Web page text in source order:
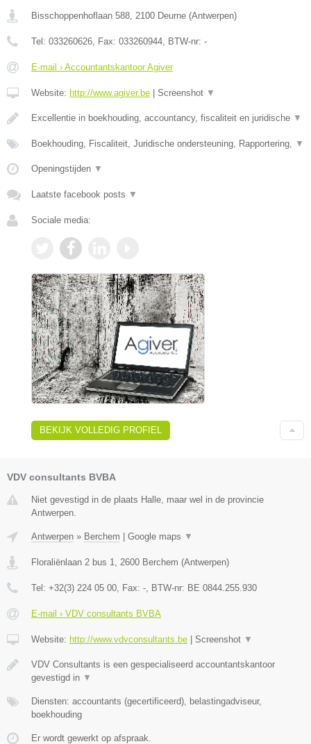
Bisschoppenhoflaan 588, 2100 Deurne (Antwerpen)
Tel: 033260626, Fax: 033260944, BTW-nr: -
E-mail › Accountantskantoor Agiver
Website: http://www.agiver.be Screenshot ▼
Excellentie in boekhouding, accountancy, fiscaliteit en juridische ▼
Boekhouding, Fiscaliteit, Juridische ondersteuning, Rapportering, ▼
Openingstijden ▼
Laatste facebook posts ▼
Sociale media:
BEKIJK VOLLEDIG PROFIEL
VDV consultants BVBA
Niet gevestigd in de plaats Halle, maar wel in de provincie
Antwerpen.
Antwerpen » Berchem | Google maps ▼
Floraliënlaan 2 bus 1 2600 Berchem (Antwerpen)
Tel: +32(3) 224 05 00 , Fax: - , BTW-nr: BE 0844.255.930
E-mail › VDV consultants BVBA
Website: http://www.vdvconsultants.be | Screenshot ▼
VDV Consultants is een gespecialiseerd accountantskantoor
gevestigd in ▼
Diensten: accountants (gecertificeerd), belastingadviseur,
boekhouding
Er wordt gewerkt op afspraak.